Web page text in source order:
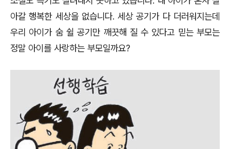
아갈 행복한 세상을 없습니다.세상 공기가 다 더러워지는데
우리 아이가 숨 쉴 공기만 깨끗해 질 수 있다고 믿는 부모는
정말 아이를 사랑하는 부모일까요?